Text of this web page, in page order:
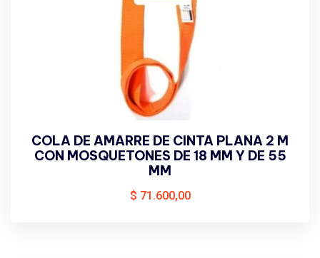
COLA DE AMARRE DE CINTA PLANA 2 M
CON MOSQUETONES DE 18 MM Y DE 55
MM
$ 71.600,00